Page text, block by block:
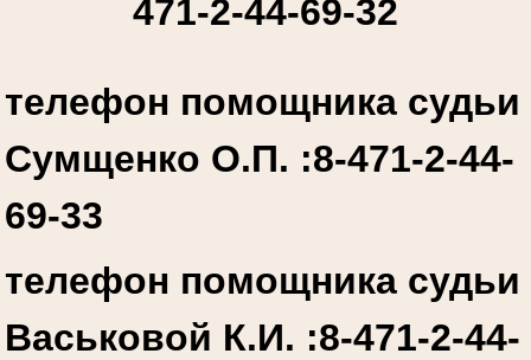
471-2-44-69-32
телефон помощника судьи
Сумщенко О.П. :8-471-2-44-
69-33
телефон помощника судьи
Васьковой К.И. :8-471-2-44-